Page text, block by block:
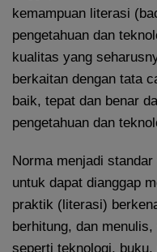
kemampuan literasi
pengetahuan dan
kualitas yang
berkaitan dengan tata
baik, tepat dan benar
pengetahuan dan
Norma menjadi
untuk dapat dianggap
praktik (literasi)
berhitung, dan
seperti teknologi,